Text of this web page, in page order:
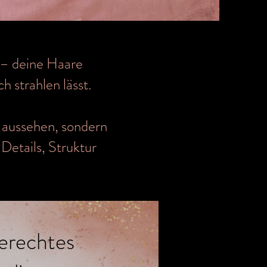
deine Haare
strahlen lässt.
sondern
Struktur